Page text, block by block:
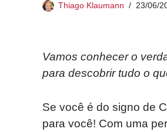
Thiago Klaumann 23/06/
Vamos conhecer o
para descobrir tudo o
Se você é do signo de
para você! Com uma